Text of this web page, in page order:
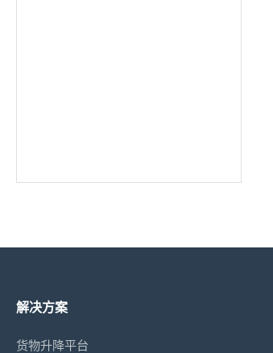
解决方案
货物升降平台